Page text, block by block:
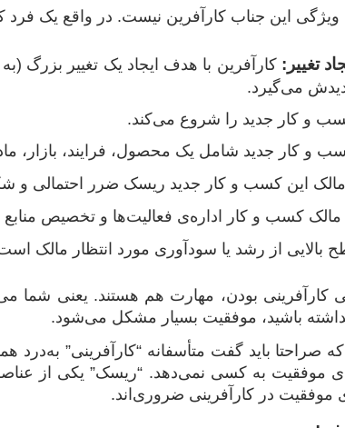
ویژگی این جناب کارآفرین نیست. در واقع یک
تغییر: کارآفرین با هدف ایجاد یک تغییر بزرگ
می‌گیرد.
و کار جدید را شروع می‌کند.
و کار جدید شامل یک محصول، فرایند، بازار،
مالک این کسب و کار جدید ریسک ضرر احتمالی و
مالک کسب و کار اداره‌ی فعالیت‌ها و تخصیص منابع
بالایی از رشد یا سودآوری مورد انتظار مالک
کارآفرینی بودن، مهارت هم هستند. یعنی شما
نداشته باشید، موفقیت بسیار مشکل می‌شود.
صراحتا باید گفت متأسفانه “کارآفرینی”
موفقیت به کسی نمی‌دهد. “ریسک” یکی از
موفقیت در کارآفرینی ضروری‌اند.